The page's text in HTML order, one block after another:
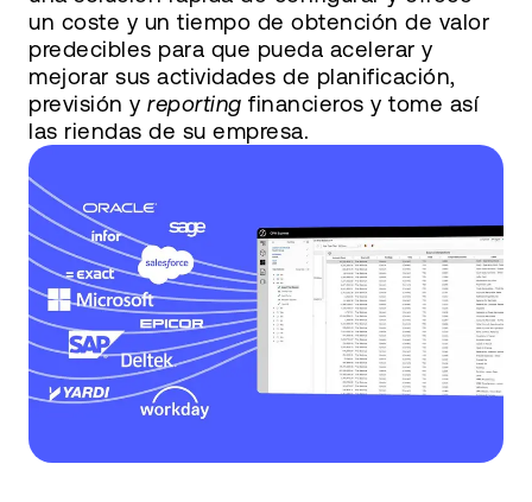
un coste y un tiempo de obtención de valor
predecibles para que pueda acelerar y
mejorar sus actividades de planificación,
previsión y reporting financieros y tome así
las riendas de su empresa.